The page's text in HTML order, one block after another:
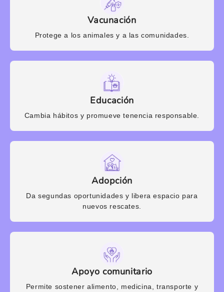
Vacunación
Protege a los animales y a las comunidades.
Educación
Cambia hábitos y promueve tenencia responsable.
Adopción
Da segundas oportunidades y libera espacio para
nuevos rescates.
Apoyo comunitario
Permite sostener alimento, medicina, transporte y